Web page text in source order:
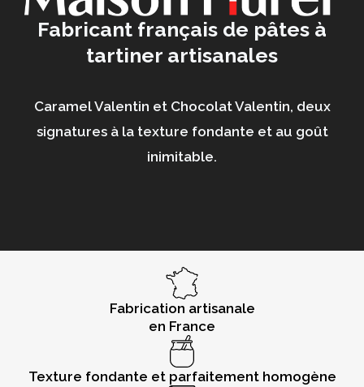
Fabricant français de pâtes à
tartiner artisanales
Caramel Valentin et Chocolat Valentin, deux
signatures à la texture fondante et au goût
inimitable.
Fabrication artisanale
en France
Texture fondante et parfaitement homogène